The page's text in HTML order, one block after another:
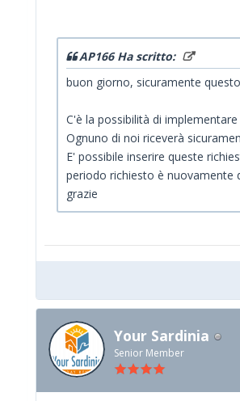
AP166 Ha scritto:
buon giorno, sicuramente
C'è la possibilità di
Ognuno di noi riceverà
E' possibile inserire queste
periodo richiesto è nuovamente
grazie
Your Sardinia
Senior Member